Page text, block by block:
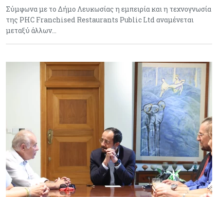
Σύμφωνα με το Δήμο Λευκωσίας η εμπειρία και η τεχνογνωσία
της PHC Franchised Restaurants Public Ltd αναμένεται
μεταξύ άλλων…